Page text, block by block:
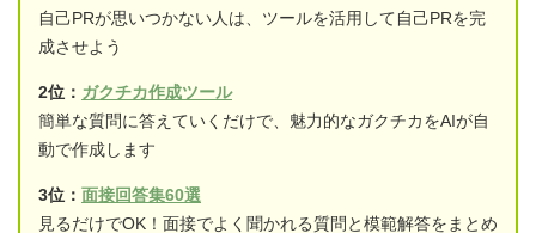
自己PRが思いつかない人は、ツールを活用して自己PRを完
成させよう
2位： ガクチカ作成ツール
簡単な質問に答えていくだけで、魅力的なガクチカをAIが自
動で作成します
3位： 面接回答集60選
見るだけでOK！面接でよく聞かれる質問と模範解答をまとめ